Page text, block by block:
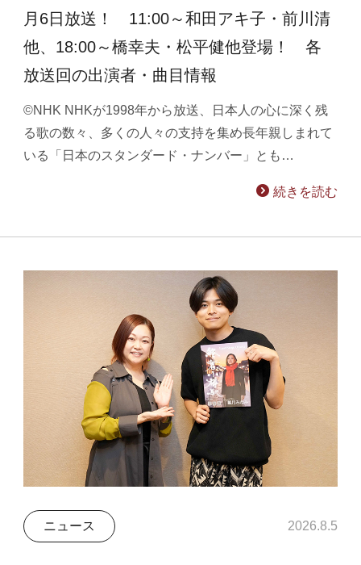
月6日放送！ 11:00～和田アキ子・前川清
他、18:00～橋幸夫・松平健他登場！ 各
放送回の出演者・曲目情報
©NHK NHKが1998年から放送、日本人の心に深く残
る歌の数々、多くの人々の支持を集め長年親しまれて
いる「日本のスタンダード・ナンバー」とも…
続きを読む
ニュース 2026.8.5